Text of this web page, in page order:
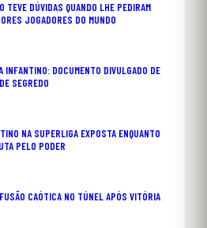
TEVE DÚVIDAS QUANDO LHE PEDIRAM
JOGADORES DO MUNDO
INFANTINO: DOCUMENTO DIVULGADO DE
SEGREDO
NA SUPERLIGA EXPOSTA ENQUANTO
PELO PODER
CAÓTICA NO TÚNEL APÓS VITÓRIA